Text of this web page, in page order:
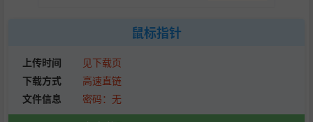
鼠标指针
上传时间
见下载页
下载方式
高速直链
文件信息
密码：无